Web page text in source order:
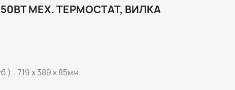
750ВТ МЕХ. ТЕРМОСТАТ, ВИЛКА
- 719 х 389 х 85мм.